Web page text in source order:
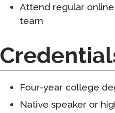
Attend regular
team
Four-year college
Native speaker or